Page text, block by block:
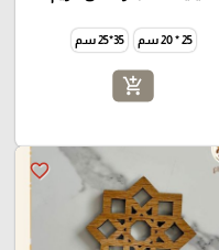
25 * 20 سم 35*25 سم
add_shopping_cart
favorite_border